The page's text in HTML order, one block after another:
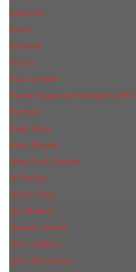
Givenchy
Gucci
Guerlain
Guess
Guy Laroche
Haute Fragrance Company HFC
Hermes
Hugo Boss
Issey Miyake
Jean Paul Gaultier
Jil Sander
Jimmi Choo
Jое Malоnе
Joaquin Cortes
John Galliano
John Richmond